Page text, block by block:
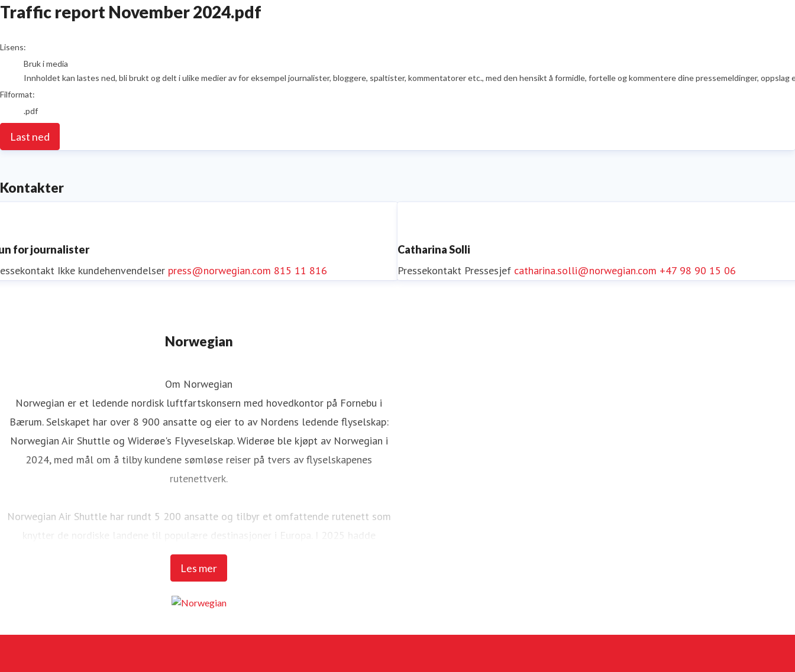
Traffic report November 2024.pdf
go to media item
Lisens:
Bruk i media
Innholdet kan lastes ned, bli brukt og delt i ulike medier av for eksempel journalister, bloggere, spaltister, kommentatorer etc., med den hensikt å formidle, fortelle og kommentere dine pressemeldinger,
Filformat:
.pdf
Last ned
Kontakter
for journalister
Ikke kundehenvendelser press@norwegian.com 815 11 816
Catharina Solli
Pressekontakt Pressesjef catharina.solli@norwegian.com +47 98 90 15 06
Norwegian
Les mer
Om Norwegian
Norwegian er et ledende nordisk luftfartskonsern med hovedkontor på Fornebu i
Bærum. Selskapet har over 8 900 ansatte og eier to av Nordens ledende flyselskap:
Norwegian Air Shuttle og Widerøe's Flyveselskap. Widerøe ble kjøpt av Norwegian i
2024, med mål om å tilby kundene sømløse reiser på tvers av flyselskapenes
rutenettverk.
Norwegian Air Shuttle har rundt 5 200 ansatte og tilbyr et omfattende rutenett som
knytter de nordiske landene til populære destinasjoner i Europa. I 2025 hadde
Norwegian over 23 millioner passasjerer og en flåte på 95 Boeing 737-800 og 737
MAX 8-fly.
Widerøe's Flyveselskap er Norges eldste flyselskap, og sammen med Widerøe Ground